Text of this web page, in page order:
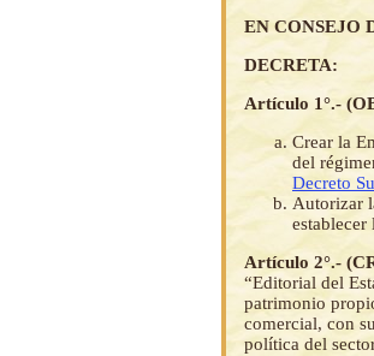
EN CONSEJO
DECRETA:
Artículo 1°.-
Crear la
del
Decreto
Autorizar
establecer
Artículo 2°.-
“Editorial del
patrimonio
comercial, con
política del